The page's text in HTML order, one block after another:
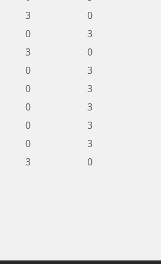
3 0
0 3
3 0
0 3
0 3
0 3
0 3
0 3
3 0